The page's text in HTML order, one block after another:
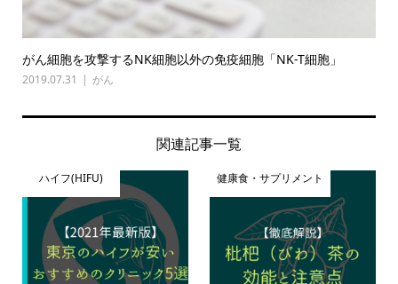
がん細胞を攻撃するNK細胞以外の免疫細胞「NK-T細胞」
2019.07.31 がん
関連記事一覧
ハイフ(HIFU) 健康食・サプリメント